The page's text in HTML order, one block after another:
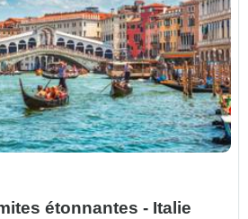
étonnantes - Italie